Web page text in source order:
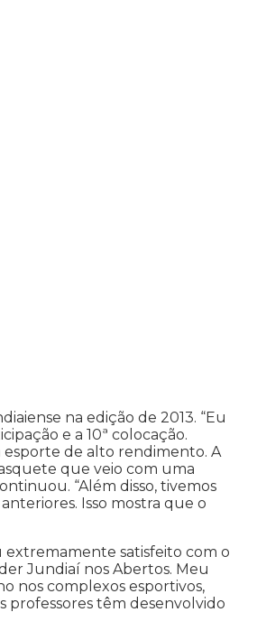
na edição de 2013. “Eu
e a 10ª colocação.
esporte de alto rendimento. A
que veio com uma
“Além disso, tivemos
Isso mostra que o
extremamente satisfeito com o
Jundiaí nos Abertos. Meu
nos complexos esportivos,
professores têm desenvolvido